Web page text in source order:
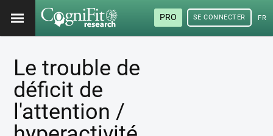
PRO SE CONNECTER
Le trouble de
déficit de
l'attention /